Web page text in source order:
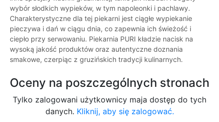
wybór słodkich wypieków, w tym napoleonki i pachlawy.
Charakterystyczne dla tej piekarni jest ciągłe wypiekanie
pieczywa i dań w ciągu dnia, co zapewnia ich świeżość i
ciepło przy serwowaniu. Piekarnia PURI kładzie nacisk na
wysoką jakość produktów oraz autentyczne doznania
smakowe, czerpiąc z gruzińskich tradycji kulinarnych.
Oceny na poszczególnych stronach
Tylko zalogowani użytkownicy maja dostęp do tych
danych. Kliknij, aby się zalogować.